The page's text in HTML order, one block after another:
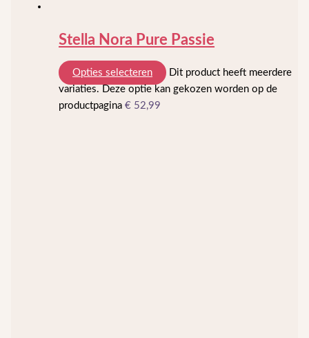
Stella Nora Pure Passie
Opties selecteren
Dit product heeft meerdere
variaties. Deze optie kan gekozen worden op de
productpagina€ 52,99